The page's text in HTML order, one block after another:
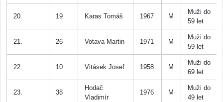
20. 19 Karas Tomáš 1967 M
Muži do
59 let
21. 26 Votava Martin 1971 M
Muži do
59 let
22. 10 Vitásek Josef 1958 M
Muži do
69 let
23. 38
Hodač
Vladimír
1976 M
Muži do
49 let